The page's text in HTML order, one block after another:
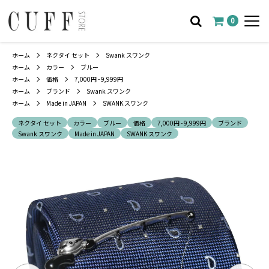
0
ホーム ネクタイ セット
Swank スワンク
ホーム
カラー
ブルー
ホーム
価格
7,000円 - 9,999円
ホーム
ブランド
Swank スワンク
ホーム
Made in JAPAN SWANK スワンク
ネクタイ セット カラー ブルー 価格 7,000円 - 9,999円
ブランド
Swank スワンク
Made in JAPAN SWANK スワンク